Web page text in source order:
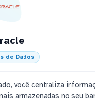
de Dados
você centraliza
armazenadas no seu